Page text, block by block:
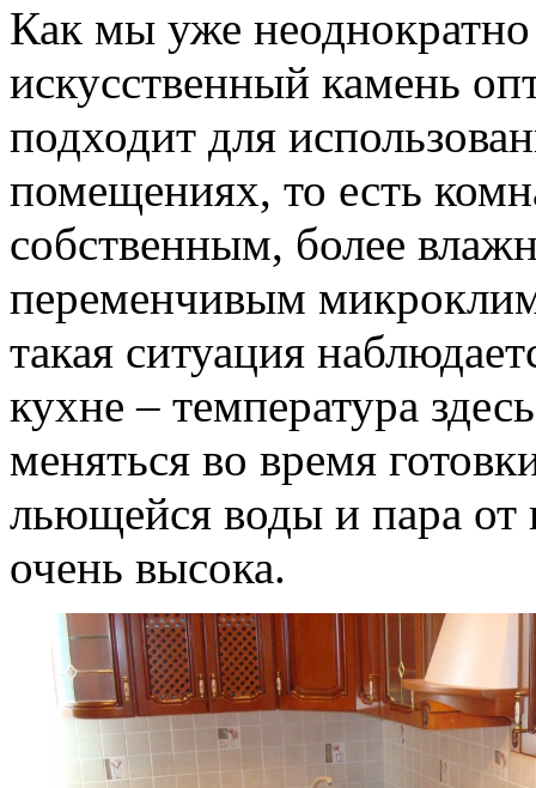
Как мы уже
искусственный камень
подходит для
помещениях, то есть
собственным, более
переменчивым
такая ситуация
кухне – температура
меняться во время
льющейся воды и пара
очень высока.